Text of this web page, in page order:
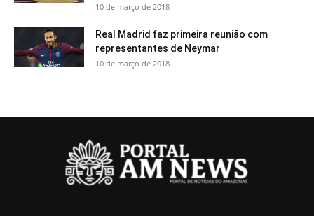
10 de março de 2018
Real Madrid faz primeira reunião com
representantes de Neymar
10 de março de 2018